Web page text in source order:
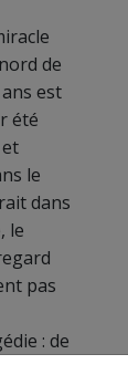
de
est
été
le
dans
le
pas
: de